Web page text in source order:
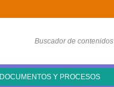
Buscador de contenidos
DOCUMENTOS Y PROCESOS